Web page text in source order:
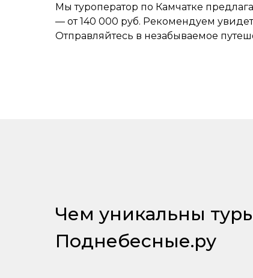
Мы туроператор по Камчатке
— от 140 000 руб. Рекомендуем
Отправляйтесь в незабываемое
Чем уникальны
Поднебесные.ру